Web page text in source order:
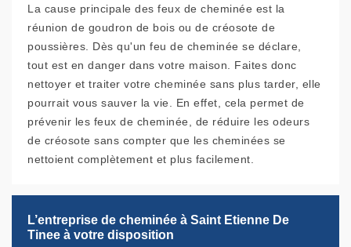
La cause principale des feux de cheminée est la
réunion de goudron de bois ou de créosote de
poussières. Dès qu'un feu de cheminée se déclare,
tout est en danger dans votre maison. Faites donc
nettoyer et traiter votre cheminée sans plus tarder, elle
pourrait vous sauver la vie. En effet, cela permet de
prévenir les feux de cheminée, de réduire les odeurs
de créosote sans compter que les cheminées se
nettoient complètement et plus facilement.
L’entreprise de cheminée à Saint Etienne De
Tinee à votre disposition